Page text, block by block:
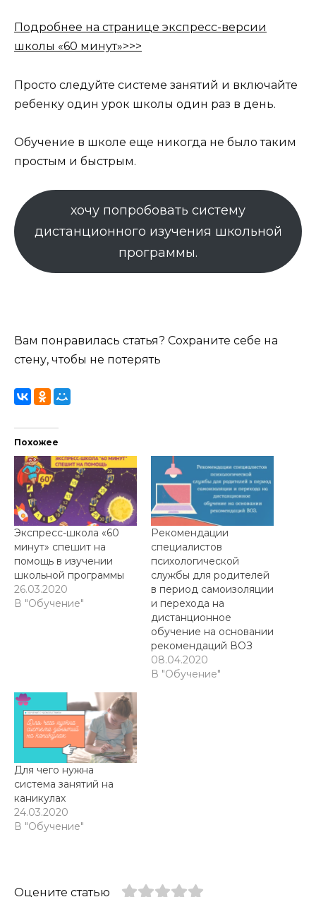
Подробнее на странице экспресс-версии
школы «60 минут»>>>
Просто следуйте системе занятий и включайте
ребенку один урок школы один раз в день.
Обучение в школе еще никогда не было таким
простым и быстрым.
хочу попробовать систему
дистанционного изучения школьной
программы.
Вам понравилась статья? Сохраните себе на
стену, чтобы не потерять
Похожее
Экспресс-школа «60
минут» спешит на
помощь в изучении
школьной программы
26.03.2020
В "Обучение"
Рекомендации
специалистов
психологической
службы для родителей
в период самоизоляции
и перехода на
дистанционное
обучение на основании
рекомендаций ВОЗ
08.04.2020
В "Обучение"
Для чего нужна
система занятий на
каникулах
24.03.2020
В "Обучение"
Оцените статью